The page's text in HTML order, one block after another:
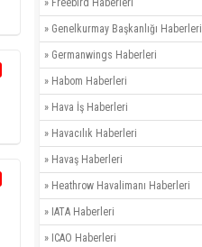
» Freebird Haberleri
» Genelkurmay Başkanlığı Haberleri
» Germanwings Haberleri
» Habom Haberleri
» Hava İş Haberleri
» Havacılık Haberleri
» Havaş Haberleri
» Heathrow Havalimanı Haberleri
» IATA Haberleri
» ICAO Haberleri